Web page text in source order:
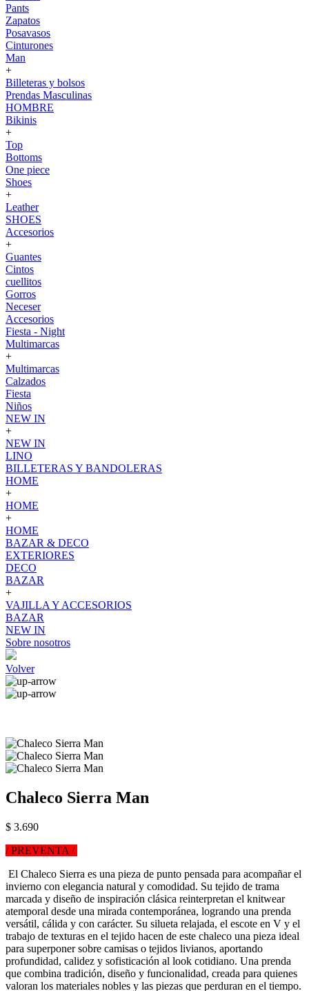
Pants
Zapatos
Posavasos
Cinturones
Man
+
Billeteras y bolsos
Prendas Masculinas
HOMBRE
Bikinis
+
Top
Bottoms
One piece
Shoes
+
Leather
SHOES
Accesorios
+
Guantes
Cintos
cuellitos
Gorros
Neceser
Accesorios
Fiesta - Night
Multimarcas
+
Multimarcas
Calzados
Fiesta
Niños
NEW IN
+
NEW IN
LINO
BILLETERAS Y BANDOLERAS
HOME
+
HOME
+
HOME
BAZAR & DECO
EXTERIORES
DECO
BAZAR
+
VAJILLA Y ACCESORIOS
BAZAR
NEW IN
Sobre nosotros
Volver
Chaleco Sierra Man
$ 3.690
/ PREVENTA /
El Chaleco Sierra es una pieza de punto pensada para acompañar el
invierno con elegancia natural y comodidad. Su tejido de trama
marcada y diseño de inspiración clásica reinterpretan el knitwear
atemporal desde una mirada contemporánea, logrando una prenda
versátil, cálida y con carácter. Su silueta relajada, el escote en V y el
trabajo de texturas en el tejido hacen de este chaleco una pieza ideal
para superponer sobre camisas o tejidos livianos, aportando
profundidad, calidez y sofisticación al look cotidiano. Una prenda
que combina tradición, diseño y funcionalidad, creada para quienes
valoran los materiales nobles y las piezas que perduran en el tiempo.